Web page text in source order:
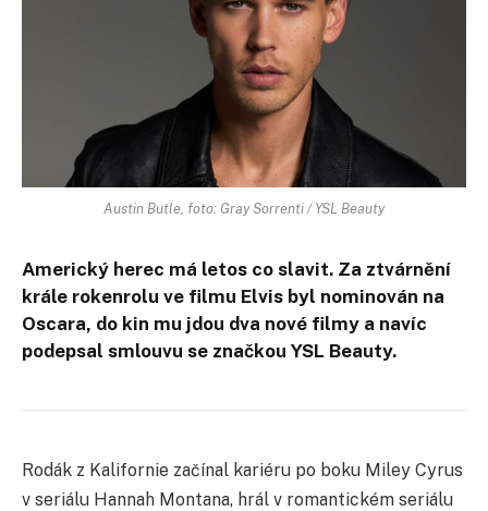
Austin Butle, foto: Gray Sorrenti / YSL Beauty
Americký herec má letos co slavit. Za ztvárnění
krále rokenrolu ve filmu Elvis byl nominován na
Oscara, do kin mu jdou dva nové filmy a navíc
podepsal smlouvu se značkou YSL Beauty.
Rodák z Kalifornie začínal kariéru po boku Miley Cyrus
v seriálu Hannah Montana, hrál v romantickém seriálu